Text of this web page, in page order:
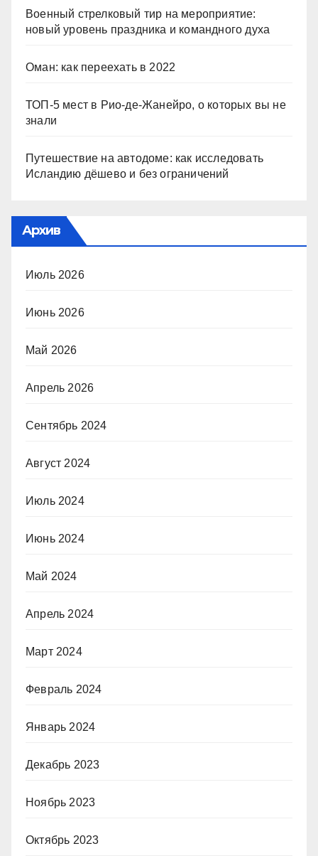
Военный стрелковый тир на мероприятие:
новый уровень праздника и командного духа
Оман: как переехать в 2022
ТОП-5 мест в Рио-де-Жанейро, о которых вы не
знали
Путешествие на автодоме: как исследовать
Исландию дёшево и без ограничений
Архив
Июль 2026
Июнь 2026
Май 2026
Апрель 2026
Сентябрь 2024
Август 2024
Июль 2024
Июнь 2024
Май 2024
Апрель 2024
Март 2024
Февраль 2024
Январь 2024
Декабрь 2023
Ноябрь 2023
Октябрь 2023